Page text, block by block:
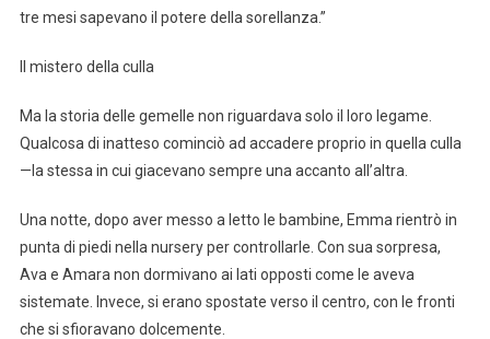
tre mesi sapevano il potere della sorellanza.”
Il mistero della culla
Ma la storia delle gemelle non riguardava solo il loro legame.
Qualcosa di inatteso cominciò ad accadere proprio in quella culla
—la stessa in cui giacevano sempre una accanto all’altra.
Una notte, dopo aver messo a letto le bambine, Emma rientrò in
punta di piedi nella nursery per controllarle. Con sua sorpresa,
Ava e Amara non dormivano ai lati opposti come le aveva
sistemate. Invece, si erano spostate verso il centro, con le fronti
che si sfioravano dolcemente.